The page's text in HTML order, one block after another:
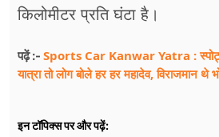
किलोमीटर प्रति घंटा है।
पढ़ें :- Sports Car Kanwar Yatra :
यात्रा तो लोग बोले हर हर महादेव, विराजमान थे
इन टॉपिक्स पर और पढ़ें: